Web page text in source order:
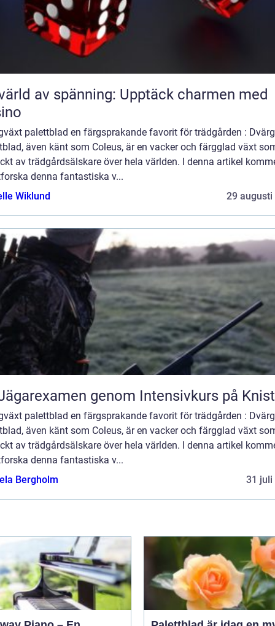
av spänning: Upptäck charmen med
palettblad en färgsprakande favorit för trädgården :
även känt som Coleus, är en vacker och färgglad växt
av trädgårdsälskare över hela världen. I denna artikel
denna fantastiska v...
Wiklund
29 augusti
genom Intensivkurs på
palettblad en färgsprakande favorit för trädgården :
även känt som Coleus, är en vacker och färgglad växt
av trädgårdsälskare över hela världen. I denna artikel
denna fantastiska v...
Bergholm
31 juli